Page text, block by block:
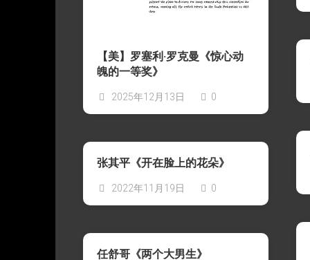
Cooperation
|
作
业
出
授
【美】罗塞利·罗克曼《惊心动
魄的一等奖》
2025年12月13日 0
张其平《开在脸上的花朵》
2022年11月19日 0
任舒哥《两个大男生》